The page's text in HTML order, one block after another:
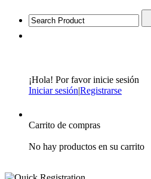
¡Hola! Por favor inicie sesión
Iniciar sesión|Registrarse
Carrito de compras
No hay productos en su carrito